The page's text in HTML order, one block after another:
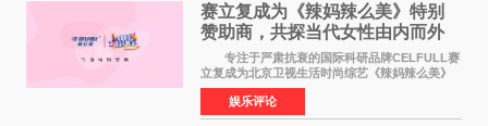
赛立复成为《辣妈辣么美》特别
赞助商，共探当代女性由内而外
活力美
专注于严肃抗衰的国际科研品牌CELFULL赛
立复成为北京卫视生活时尚综艺《辣妈辣么美》
的特别赞助商,明星辣妈袁咏仪倾情参与，向广大
都市女性传递健康生活新主张，寄语当代女性在
家庭与自我之间
娱乐评论